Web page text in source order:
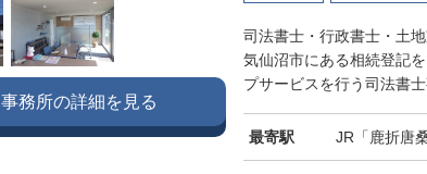
司法書士・行政書士・土
気仙沼市にある相続登記
プサービスを行う司法書
最寄駅 JR「鹿折唐
事務所の詳細を見る